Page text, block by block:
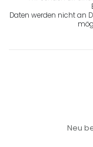
Daten werden nicht an
Neu